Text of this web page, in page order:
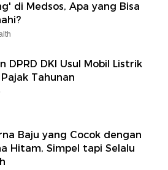
di Medsos, Apa yang Bisa
DPRD DKI Usul Mobil Listrik
Tahunan
Baju yang Cocok dengan
Hitam, Simpel tapi Selalu